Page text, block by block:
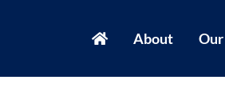
About Our